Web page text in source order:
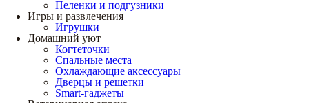
Пеленки и подгузники
Игры и развлечения
Игрушки
Домашний уют
Когтеточки
Спальные места
Охлаждающие аксессуары
Дверцы и решетки
Smart-гаджеты